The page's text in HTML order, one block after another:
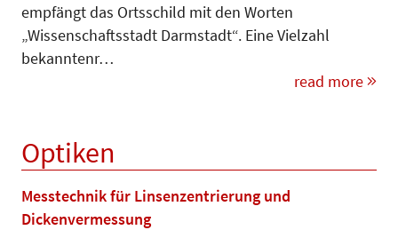
empfängt das Ortsschild mit den Worten
„Wissenschaftsstadt Darmstadt“. Eine Vielzahl
bekann­tenr…
read more
Optiken
Messtechnik für Linsenzentrierung und
Dickenvermessung